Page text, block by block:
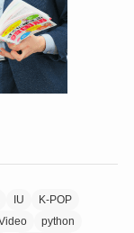
IU
K-POP
python